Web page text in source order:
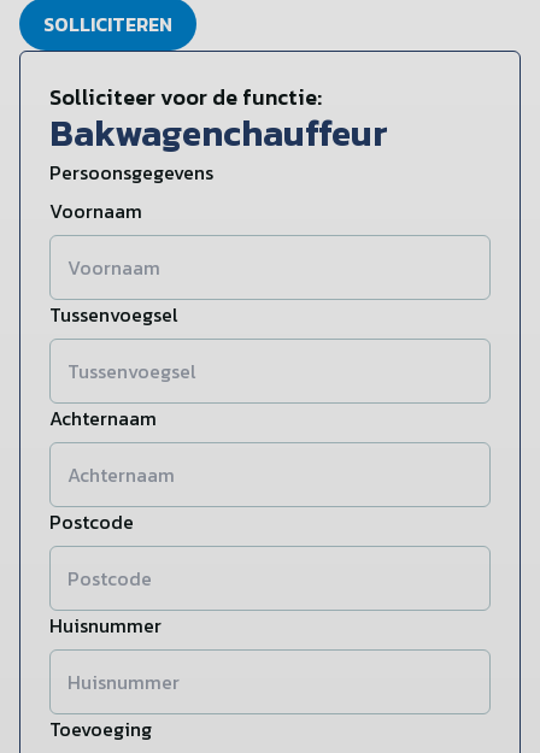
SOLLICITEREN
Solliciteer voor de functie:
Bakwagenchauffeur
Persoonsgegevens
Voornaam
Tussenvoegsel
Achternaam
Postcode
Huisnummer
Toevoeging